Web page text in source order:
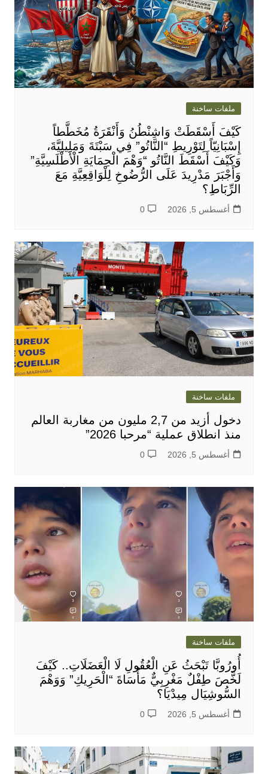
ملفات ساخنة
كَيْفَ أَسْقَطَتْ وَاشِنْطُنُ وَأَنْقَرَةُ مُخَطَّطاً
إِسْبَانِيّاً لِتَوْرِيطِ “النَّاتُو” فِي سَبْتَةَ وَمَلِيلِيَّةَ،
وَكَيْفَ أَسْقَطَ النَّاتُو “وَهْمَ الْحِمَايَةِ الْأَطْلَسِيَّةِ”
وَأَجْبَرَ مَدْرِيدَ عَلَى الرُّضُوخِ لِلْوَاقِعِيَّةِ مَعَ
الرِّبَاطِ؟
أغسطس 5, 2026 0
ملفات ساخنة
دخول أزيد من 2,7 مليون من مغاربة العالم
منذ انطلاق عملية “مرحبا 2026”
أغسطس 5, 2026 0
ملفات ساخنة
أُورُوبَّا تَبْحَثُ عَنِ الْعُقُولِ لَا الْعَضَلَاتِ.. كَيْفَ
لَخَّصَ طِفْلٌ مَغْرِبِيٌّ مَأْسَاةَ “الْحَرِيكِ” وَوَهْمَ
السُّوشِيَال مِيدْيَا؟
أغسطس 5, 2026 0